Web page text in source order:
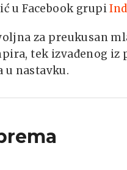
u Facebook grupi
za preukusan
tek izvađenog iz
u nastavku.